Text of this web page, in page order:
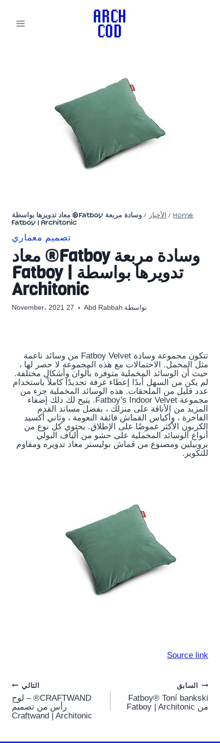
Home
/ الأخبار /
وسادة مربعة Fatboy® معاد تدويرها بواسطة
Fatboy | Architonic
تصميم معماري
وسادة مربعة Fatboy® معاد
تدويرها بواسطة Fatboy |
Architonic
بواسطة Abd Rabbah 27 November، 2021
تتكون مجموعة وسادة Fatboy Velvet من وسائد ناعمة
مثل المخمل. الاحتمالات مع هذه المجموعة لا حصر لها ،
حيث أن الوسائد المخملية متوفرة بألوان وأشكال مختلفة.
لم يكن من السهل أبدًا إعطاء غرفة تجديدًا كاملاً باستخدام
عدد قليل من الملحقات. هذه الوسائد المخملية جزء من
مجموعة Fatboy’s Indoor Velvet. يتيح لك ذلك إضفاء
المزيد من الأناقة على منزلك ، بفضل مساند القدم
الفاخرة ، وأكياس القماش فائقة النعومة ، وثاني أكسيد
الكربون الأكثر غموضًا على الإطلاق. يحتوي كل نوع من
أنواع الوسائد المخملية على حشو من ألياف البولي
بروبيلين ومصنوع من قماش بوليستر معاد تدويره ومقاوم
للتكوير.
Source link
Post
navigation
السابق
Fatboy® Toní bankski
من Fatboy | Architonic
التالي
CRAFTWAND® – لوح
رأس من تصميم
Craftwand | Architonic